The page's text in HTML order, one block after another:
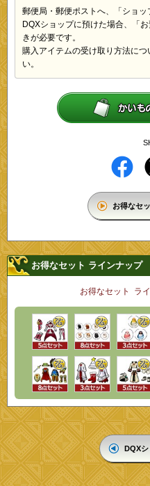
郵便局・郵便ポストへ、「ショッ
DQXショップに預けた場合、「
きが必要です。
購入アイテムの受け取り方法につ
い。
お得なセ
お得なセット ラインナップ
お得なセット ラ
DQXシ